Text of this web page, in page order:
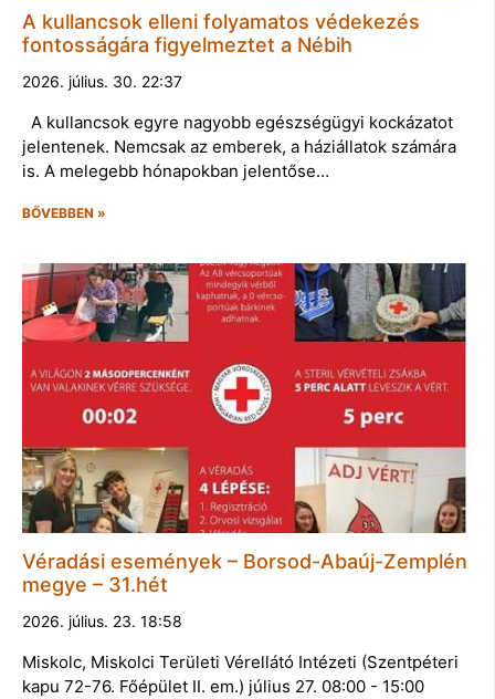
A kullancsok elleni folyamatos védekezés
fontosságára figyelmeztet a Nébih
2026. július. 30. 22:37
A kullancsok egyre nagyobb egészségügyi kockázatot
jelentenek. Nemcsak az emberek, a háziállatok számára
is. A melegebb hónapokban jelentőse…
BŐVEBBEN »
Véradási események – Borsod-Abaúj-Zemplén
megye – 31.hét
2026. július. 23. 18:58
Miskolc, Miskolci Területi Vérellátó Intézeti (Szentpéteri
kapu 72-76. Főépület II. em.) július 27. 08:00 - 15:00